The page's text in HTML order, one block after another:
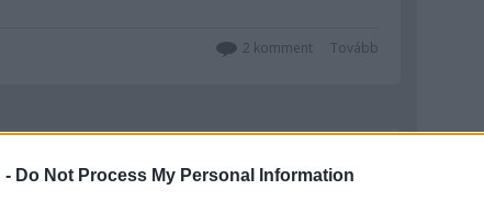
- Do Not Process My Personal Information
Tovább
2 komment